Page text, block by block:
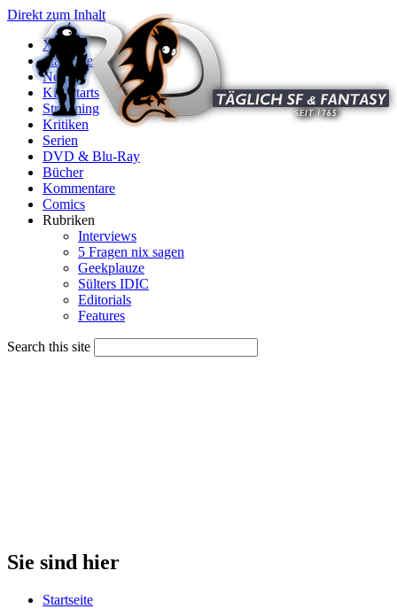
Direkt zum Inhalt
X
Startseite
News
Kinostarts
Streaming
Kritiken
Serien
DVD & Blu-Ray
Bücher
Kommentare
Comics
Rubriken
Interviews
5 Fragen nix sagen
Geekplauze
Sülters IDIC
Editorials
Features
Search this site
Sie sind hier
Startseite